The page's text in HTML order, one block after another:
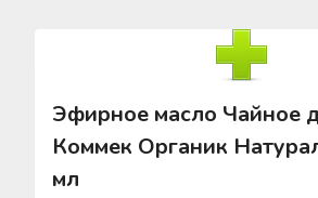
Эфирное масло Чайное
Коммек Органик
мл